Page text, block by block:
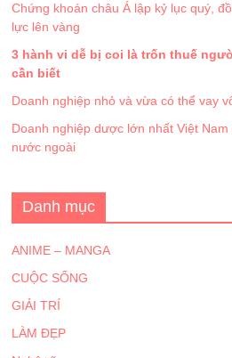
Chứng khoán châu Á lập kỷ lục quý,
lực lên vàng
3 hành vi dễ bị coi là trốn thuế
cần biết
Doanh nghiệp nhỏ và vừa có thể vay
Doanh nghiệp dược lớn nhất Việt
nước ngoài
Danh mục
ANIME – MANGA
CUỘC SỐNG
GIẢI TRÍ
LÀM ĐẸP